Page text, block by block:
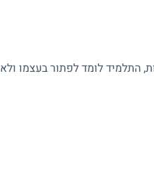
התלמיד לומד לפתור בעצמו ולא